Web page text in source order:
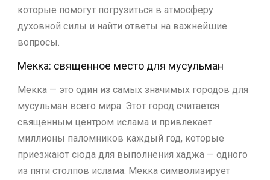
которые помогут погрузиться в атмосферу
духовной силы и найти ответы на важнейшие
вопросы.
Мекка: священное место для мусульман
Мекка — это один из самых значимых городов для
мусульман всего мира. Этот город считается
священным центром ислама и привлекает
миллионы паломников каждый год, которые
приезжают сюда для выполнения хаджа — одного
из пяти столпов ислама. Мекка символизирует